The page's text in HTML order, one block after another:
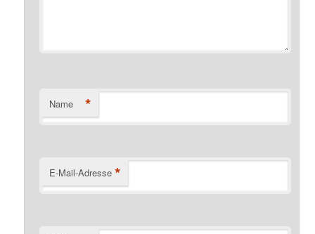
Name *
E-Mail-Adresse *